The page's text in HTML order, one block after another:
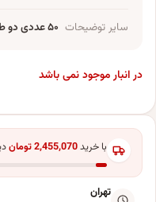
سایر توضیحات ۵۰ عددی دو طرفه مناسب برای بادکنک لاتکس و فویلی
در انبار موجود نمی باشد
با خرید2,455,070تومان
تهران